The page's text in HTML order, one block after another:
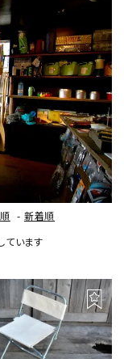
- 新着順
います